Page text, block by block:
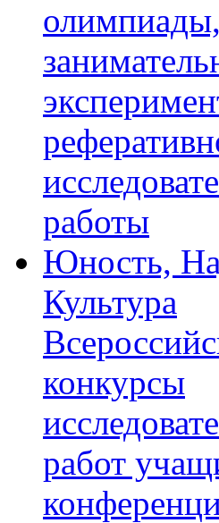
олимпиады,
работы
Юность,
Культура
конкурсы
работ